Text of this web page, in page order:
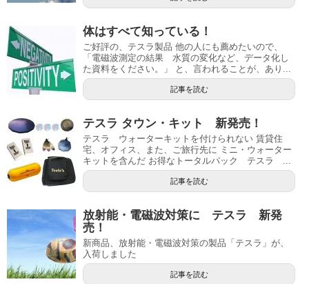
体はすべて知っている！
ご好評の、テスラ製品 他の人にも薦めたいので、
「電磁波測定の結果 水質の変化など、データ化し
た資料をください。」 と、言われることが、あり...
記事を読む
テスラ タウン・キット 新発売！
テスラ ウォーターキットを付けられない 賃貸住
宅、オフィス、また、ご旅行先に ミニ・ウォーター
キットを含んだ お得なトータルパック テスラ ...
記事を読む
放射能・電磁波対策に テスラ 新発
売！
新商品、放射能・電磁波対策の製品「テスラ」が、
入荷しました
記事を読む